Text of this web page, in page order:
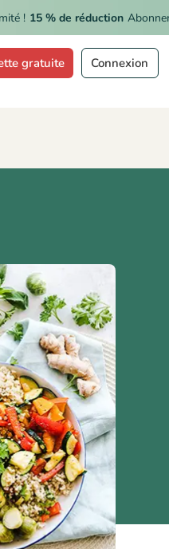
15 % de réduction Abonnement
gratuite Connexion